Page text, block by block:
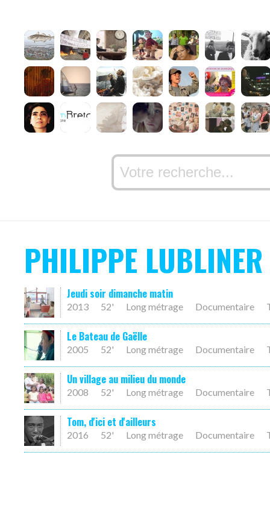
PHILIPPE LUBLINER
Jeudi soir dimanche matin
2013 52' Long métrage Documentaire
Le Bateau de Gaëlle
2005 52' Long métrage Documentaire
Un village au milieu du monde
2008 52' Long métrage Documentaire
Tom, d'ici et d'ailleurs
2016 52' Long métrage Documentaire